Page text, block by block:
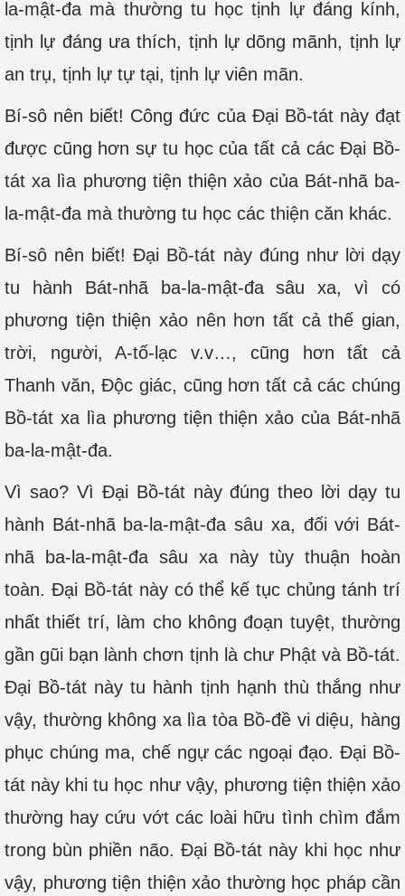
la-mật-đa mà thường tu học tịnh lự đáng kính,
tịnh lự đáng ưa thích, tịnh lự dõng mãnh, tịnh lự
an trụ, tịnh lự tự tại, tịnh lự viên mãn.
Bí-sô nên biết! Công đức của Đại Bồ-tát này đạt
được cũng hơn sự tu học của tất cả các Đại Bồ-
tát xa lìa phương tiện thiện xảo của Bát-nhã ba-
la-mật-đa mà thường tu học các thiện căn khác.
Bí-sô nên biết! Đại Bồ-tát này đúng như lời dạy
tu hành Bát-nhã ba-la-mật-đa sâu xa, vì có
phương tiện thiện xảo nên hơn tất cả thế gian,
trời, người, A-tố-lạc v.v…, cũng hơn tất cả
Thanh văn, Độc giác, cũng hơn tất cả các chúng
Bồ-tát xa lìa phương tiện thiện xảo của Bát-nhã
ba-la-mật-đa.
Vì sao? Vì Đại Bồ-tát này đúng theo lời dạy tu
hành Bát-nhã ba-la-mật-đa sâu xa, đối với Bát-
nhã ba-la-mật-đa sâu xa này tùy thuận hoàn
toàn. Đại Bồ-tát này có thể kế tục chủng tánh trí
nhất thiết trí, làm cho không đoạn tuyệt, thường
gần gũi bạn lành chơn tịnh là chư Phật và Bồ-tát.
Đại Bồ-tát này tu hành tịnh hạnh thù thắng như
vậy, thường không xa lìa tòa Bồ-đề vi diệu, hàng
phục chúng ma, chế ngự các ngoại đạo. Đại Bồ-
tát này khi tu học như vậy, phương tiện thiện xảo
thường hay cứu vớt các loài hữu tình chìm đắm
trong bùn phiền não. Đại Bồ-tát này khi học như
vậy, phương tiện thiện xảo thường học pháp cần